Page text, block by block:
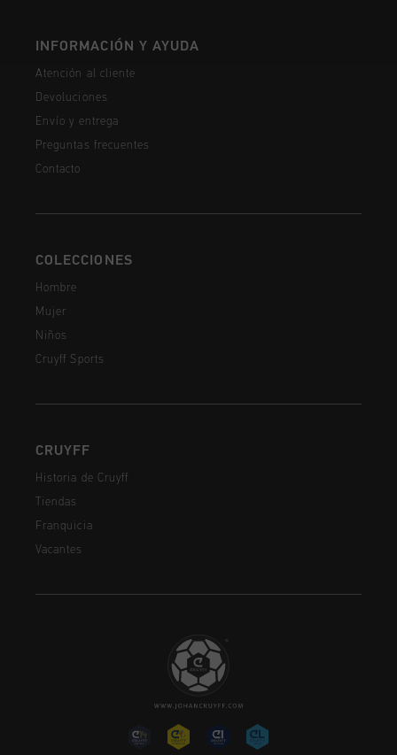
INFORMACIÓN Y AYUDA
Atención al cliente
Devoluciones
Envío y entrega
Preguntas frecuentes
Contacto
COLECCIONES
Hombre
Mujer
Niños
Cruyff Sports
CRUYFF
Historia de Cruyff
Tiendas
Franquicia
Vacantes